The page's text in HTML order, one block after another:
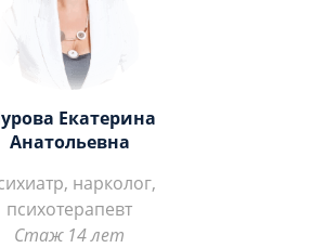
Екатерина
Анатольевна
нарколог,
психотерапевт
Стаж 14 лет